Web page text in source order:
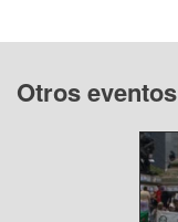
Otros eventos